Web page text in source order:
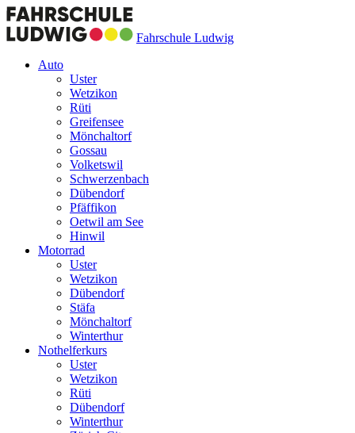
Fahrschule Ludwig
Auto
Uster
Wetzikon
Rüti
Greifensee
Mönchaltorf
Gossau
Volketswil
Schwerzenbach
Dübendorf
Pfäffikon
Oetwil am See
Hinwil
Motorrad
Uster
Wetzikon
Dübendorf
Stäfa
Mönchaltorf
Winterthur
Nothelferkurs
Uster
Wetzikon
Rüti
Dübendorf
Winterthur